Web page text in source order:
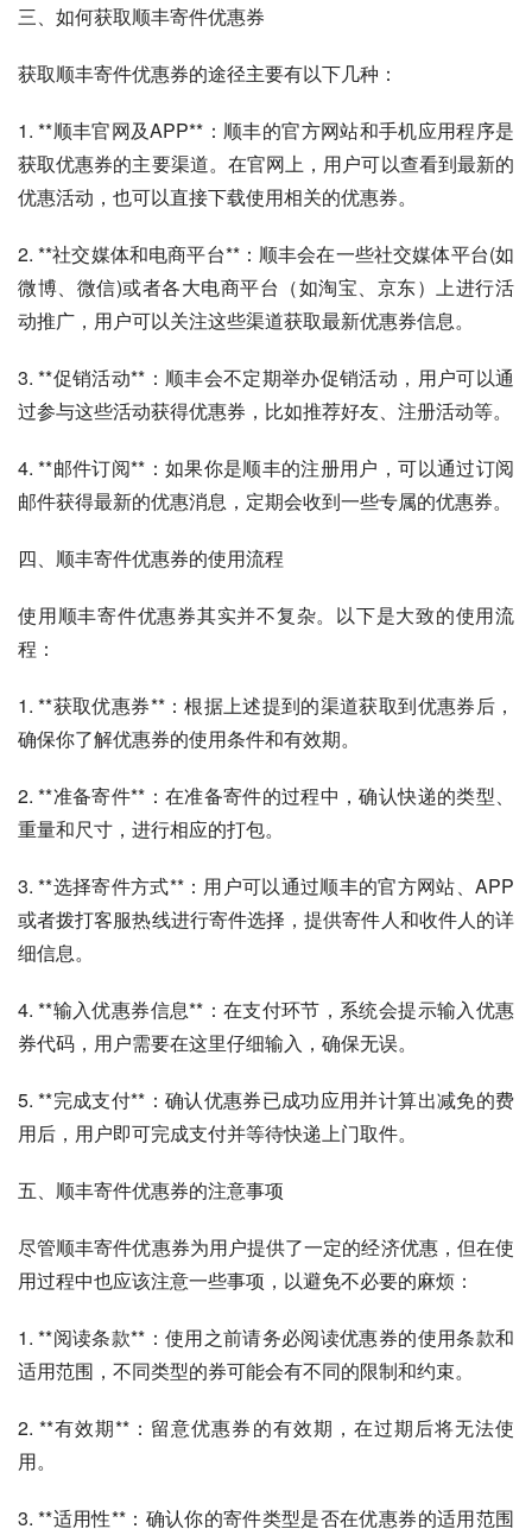
三、如何获取顺丰寄件优惠券
获取顺丰寄件优惠券的途径主要有以下几种：
1. **顺丰官网及APP**：顺丰的官方网站和手机应用程序是
获取优惠券的主要渠道。在官网上，用户可以查看到最新的
优惠活动，也可以直接下载使用相关的优惠券。
2. **社交媒体和电商平台**：顺丰会在一些社交媒体平台(如
微博、微信)或者各大电商平台（如淘宝、京东）上进行活
动推广，用户可以关注这些渠道获取最新优惠券信息。
3. **促销活动**：顺丰会不定期举办促销活动，用户可以通
过参与这些活动获得优惠券，比如推荐好友、注册活动等。
4. **邮件订阅**：如果你是顺丰的注册用户，可以通过订阅
邮件获得最新的优惠消息，定期会收到一些专属的优惠券。
四、顺丰寄件优惠券的使用流程
使用顺丰寄件优惠券其实并不复杂。以下是大致的使用流
程：
1. **获取优惠券**：根据上述提到的渠道获取到优惠券后，
确保你了解优惠券的使用条件和有效期。
2. **准备寄件**：在准备寄件的过程中，确认快递的类型、
重量和尺寸，进行相应的打包。
3. **选择寄件方式**：用户可以通过顺丰的官方网站、APP
或者拨打客服热线进行寄件选择，提供寄件人和收件人的详
细信息。
4. **输入优惠券信息**：在支付环节，系统会提示输入优惠
券代码，用户需要在这里仔细输入，确保无误。
5. **完成支付**：确认优惠券已成功应用并计算出减免的费
用后，用户即可完成支付并等待快递上门取件。
五、顺丰寄件优惠券的注意事项
尽管顺丰寄件优惠券为用户提供了一定的经济优惠，但在使
用过程中也应该注意一些事项，以避免不必要的麻烦：
1. **阅读条款**：使用之前请务必阅读优惠券的使用条款和
适用范围，不同类型的券可能会有不同的限制和约束。
2. **有效期**：留意优惠券的有效期，在过期后将无法使
用。
3. **适用性**：确认你的寄件类型是否在优惠券的适用范围